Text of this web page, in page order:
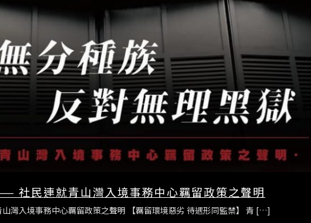
社民連就青山灣入境事務中心羈留政策之聲明
灣入境事務中心羈留政策之聲明 【羈留環境惡劣 待遇形同監禁】 青 […]